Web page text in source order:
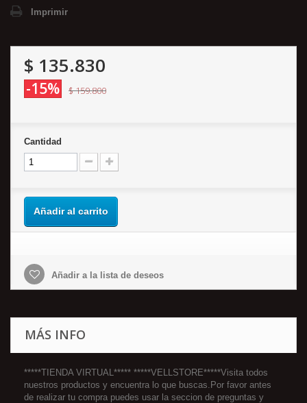
Imprimir
$ 135.830
-15% $ 159.800
Cantidad
Añadir al carrito
Añadir a la lista de deseos
MÁS INFO
*****TIENDA VIRTUAL***** *****VELLSTORE*****Visita todos
nuestros productos y encuentra lo que buscas.Por favor antes
de realizar tu compra puedes usar la seccion de preguntas y